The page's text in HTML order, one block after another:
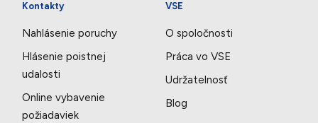
Kontakty
Nahlásenie poruchy
Hlásenie poistnej
udalosti
Online vybavenie
požiadaviek
VSE
O spoločnosti
Práca vo VSE
Udržatelnosť
Blog